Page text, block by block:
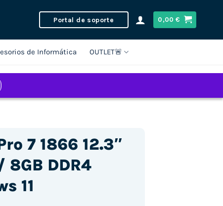
Portal de soporte 0,00€
de Informática OUTLET🚨
7 1866 12.3″
DDR4
11